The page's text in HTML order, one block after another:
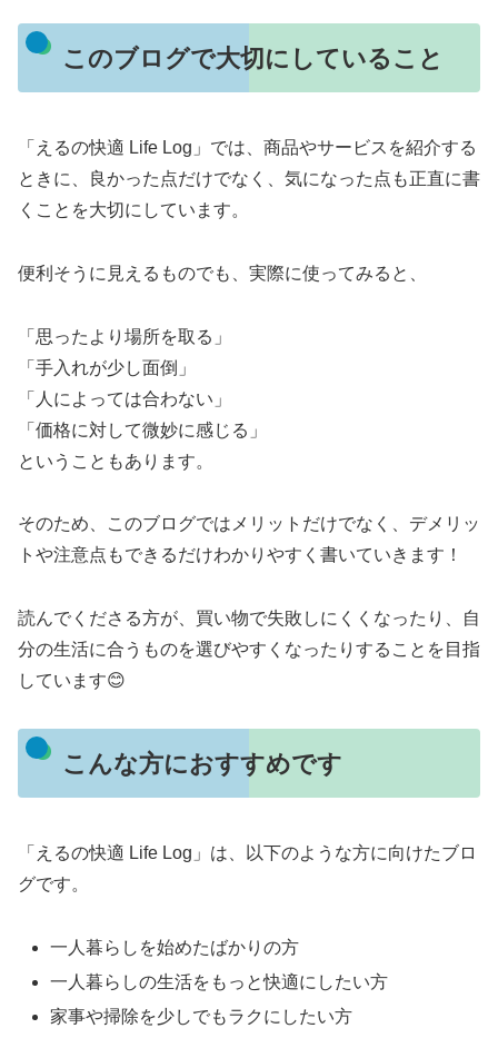
このブログで大切にしていること
「えるの快適 Life Log」では、商品やサービスを紹介する
ときに、良かった点だけでなく、気になった点も正直に書
くことを大切にしています。
便利そうに見えるものでも、実際に使ってみると、
「思ったより場所を取る」
「手入れが少し面倒」
「人によっては合わない」
「価格に対して微妙に感じる」
ということもあります。
そのため、このブログではメリットだけでなく、デメリッ
トや注意点もできるだけわかりやすく書いていきます！
読んでくださる方が、買い物で失敗しにくくなったり、自
分の生活に合うものを選びやすくなったりすることを目指
しています😊
こんな方におすすめです
「えるの快適 Life Log」は、以下のような方に向けたブロ
グです。
一人暮らしを始めたばかりの方
一人暮らしの生活をもっと快適にしたい方
家事や掃除を少しでもラクにしたい方